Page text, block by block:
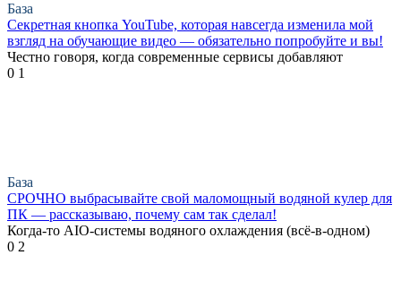
База
Секретная кнопка YouTube, которая навсегда изменила мой
взгляд на обучающие видео — обязательно попробуйте и вы!
Честно говоря, когда современные сервисы добавляют
0 1
База
СРОЧНО выбрасывайте свой маломощный водяной кулер для
ПК — рассказываю, почему сам так сделал!
Когда-то AIO-системы водяного охлаждения (всё-в-одном)
0 2